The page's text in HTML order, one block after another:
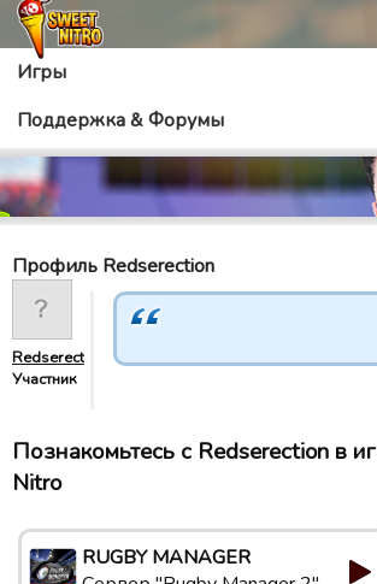
Игры
Поддержка & Форумы
Профиль Redserection
Redserection
Участник
Познакомьтесь с Redserection в
Nitro
RUGBY MANAGER